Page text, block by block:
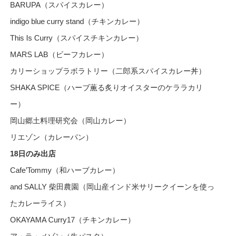
BARUPA（スパイスカレー）
indigo blue curry stand（チキンカレー）
This Is Curry（スパイスチキンカレー）
MARS LAB（ビーフカレー）
カリーショップラボラトリー（二郎系スパイスカレー丼）
SHAKA SPICE（ハーブ薫る炙りオイスターのケララカリ
ー）
岡山郷土料理研究会（岡山カレー）
リエゾン（カレーパン）
18日のみ出店
Cafe’Tommy（和ハーブカレー）
and SALLY 柴田農園（岡山産インド米サリークイーンを使っ
たカレーライス）
OKAYAMA Curry17（チキンカレー）